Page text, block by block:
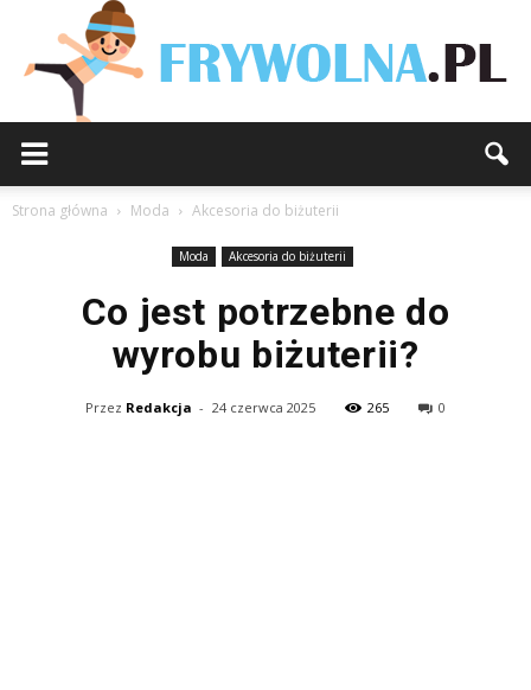
Strona główna Moda Akcesoria do biżuterii
Moda Akcesoria do biżuterii
Co jest potrzebne do
wyrobu biżuterii?
Przez Redakcja - 24 czerwca 2025 265 0